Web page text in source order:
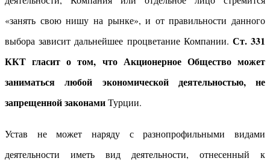
«занять свою нишу на рынке», и от правильности данного
выбора зависит дальнейшее процветание Компании. Ст. 331
ККТ гласит о том, что Акционерное Общество может
заниматься любой экономической деятельностью, не
запрещенной законамиТурции.
Устав не может наряду с разнопрофильными видами
деятельности иметь вид деятельности, отнесенный к